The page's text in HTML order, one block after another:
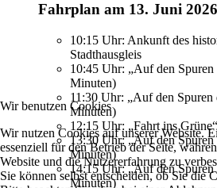
Fahrplan am 13. Juni
10:15 Uhr: Ankunft des
Stadthausgleis
10:45 Uhr: „Auf den Spuren
Minuten)
11:30 Uhr: „Auf den Spuren
Minuten)
12:15 Uhr: „Fahrt ins
13:30 Uhr: „Auf den Spuren
Minuten)
14:15 Uhr: „Auf den Spuren
Minuten)
Wir benutzen Cookies
Wir nutzen Cookies auf unserer Website.
essenziell für den Betrieb der Seite,
Website und die Nutzererfahrung zu
Sie können selbst entscheiden, ob Sie die